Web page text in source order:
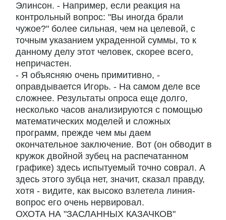
Элинсон. - Например, если реакция на
контрольный вопрос: "Вы иногда брали
чужое?" более сильная, чем на целевой, с
точным указанием украденной суммы, то к
данному делу этот человек, скорее всего,
непричастен.
- Я объясняю очень примитивно, -
оправдывается Игорь. - На самом деле все
сложнее. Результаты опроса еще долго,
несколько часов анализируются с помощью
математических моделей и сложных
программ, прежде чем мы даем
окончательное заключение. Вот (он обводит в
кружок двойной зубец на распечатанном
графике) здесь испытуемый точно соврал. А
здесь этого зубца нет, значит, сказал правду,
хотя - видите, как высоко взлетела линия-
вопрос его очень нервировал.
ОХОТА НА "ЗАСЛАННЫХ КАЗАЧКОВ"